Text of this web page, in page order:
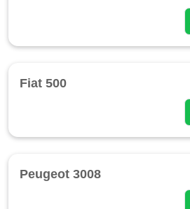
Fiat 500
Peugeot 3008